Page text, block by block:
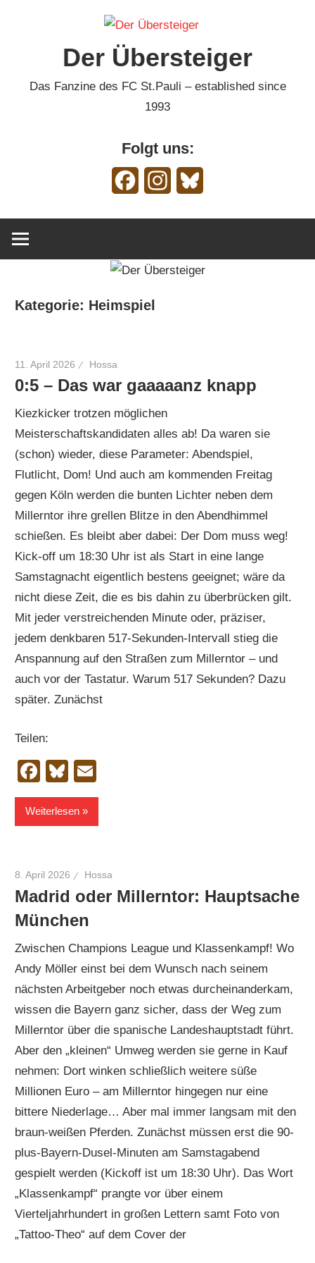
Der Übersteiger
Das Fanzine des FC St.Pauli – established since
1993
Folgt uns:
FacebookInstagram
Kategorie: Heimspiel
11. April 2026 Hossa
0:5 – Das war gaaaaanz knapp
Kiezkicker trotzen möglichen
Meisterschaftskandidaten alles ab! Da waren sie
(schon) wieder, diese Parameter: Abendspiel,
Flutlicht, Dom! Und auch am kommenden Freitag
gegen Köln werden die bunten Lichter neben dem
Millerntor ihre grellen Blitze in den Abendhimmel
schießen. Es bleibt aber dabei: Der Dom muss weg!
Kick-off um 18:30 Uhr ist als Start in eine lange
Samstagnacht eigentlich bestens geeignet; wäre da
nicht diese Zeit, die es bis dahin zu überbrücken gilt.
Mit jeder verstreichenden Minute oder, präziser,
jedem denkbaren 517-Sekunden-Intervall stieg die
Anspannung auf den Straßen zum Millerntor – und
auch vor der Tastatur. Warum 517 Sekunden? Dazu
später. Zunächst
Teilen:
Facebook
Bluesky
Weiterlesen
8. April 2026 Hossa
Madrid oder Millerntor: Hauptsache
München
Zwischen Champions League und Klassenkampf! Wo
Andy Möller einst bei dem Wunsch nach seinem
nächsten Arbeitgeber noch etwas durcheinanderkam,
wissen die Bayern ganz sicher, dass der Weg zum
Millerntor über die spanische Landeshauptstadt führt.
Aber den „kleinen“ Umweg werden sie gerne in Kauf
nehmen: Dort winken schließlich weitere süße
Millionen Euro – am Millerntor hingegen nur eine
bittere Niederlage… Aber mal immer langsam mit den
braun-weißen Pferden. Zunächst müssen erst die 90-
plus-Bayern-Dusel-Minuten am Samstagabend
gespielt werden (Kickoff ist um 18:30 Uhr). Das Wort
„Klassenkampf“ prangte vor über einem
Vierteljahrhundert in großen Lettern samt Foto von
„Tattoo-Theo“ auf dem Cover der